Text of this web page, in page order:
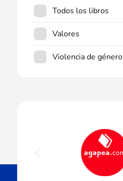
Todos los libros
Valores
Violencia de género